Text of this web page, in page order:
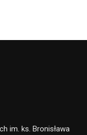
im. ks. Bronisława